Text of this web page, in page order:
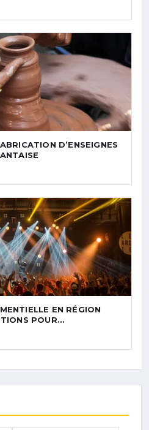
D’ENSEIGNES
EN RÉGION
POUR…